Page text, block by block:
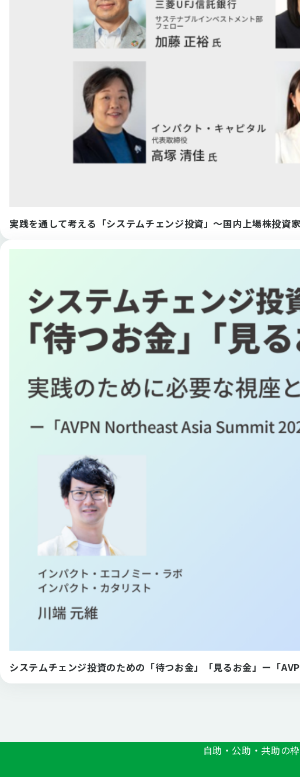
実践を通して考える「システムチェンジ投資」〜国内上場株投資
システムチェンジ投資のための「待つお金」「見るお金」ー「
自助・公助・共助の